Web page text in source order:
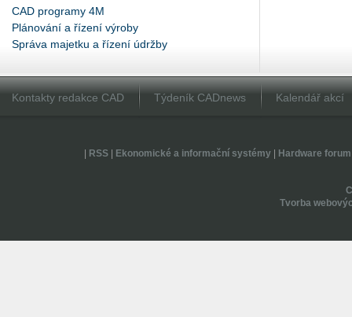
CAD programy 4M
Plánování a řízení výroby
Správa majetku a řízení údržby
Kontakty redakce CAD Týdeník CADnews Kalendář akcí
RSS| Ekonomické a informační systémy| Hardware forum
Tvorba